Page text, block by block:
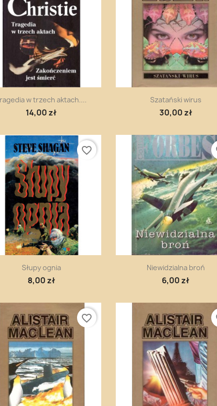
Szybki podgląd
w trzech aktach....
14,00 zł
Szybki podgląd
Szatański wirus
30,00 zł
Szybki podgląd
Słupy ognia
8,00 zł
favorite_border
Szybki podgląd
Niewidzialna broń
6,00 zł
favorite_border